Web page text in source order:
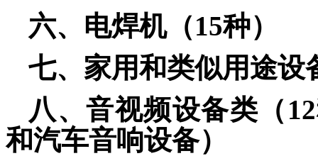
六、电焊机（15种）
七、家用和类似用途设
八、音视频设备类（
和汽车音响设备）